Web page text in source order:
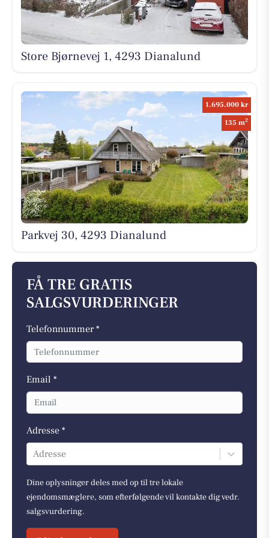
Store Bjørnevej 1, 4293 Dianalund
1.695.000 kr
135 m2
Parkvej 30, 4293 Dianalund
FÅ TRE GRATIS
SALGSVURDERINGER
Telefonnummer *
Email *
Adresse *
Adresse
Dine oplysninger deles med op til tre lokale
ejendomsmæglere, som efterfølgende vil kontakte dig vedr.
salgsvurdering.